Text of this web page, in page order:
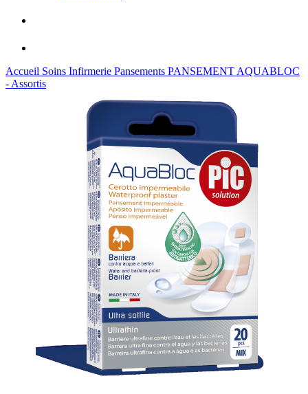
Accueil Soins Infirmerie Pansements PANSEMENT AQUABLOC
- Assortis